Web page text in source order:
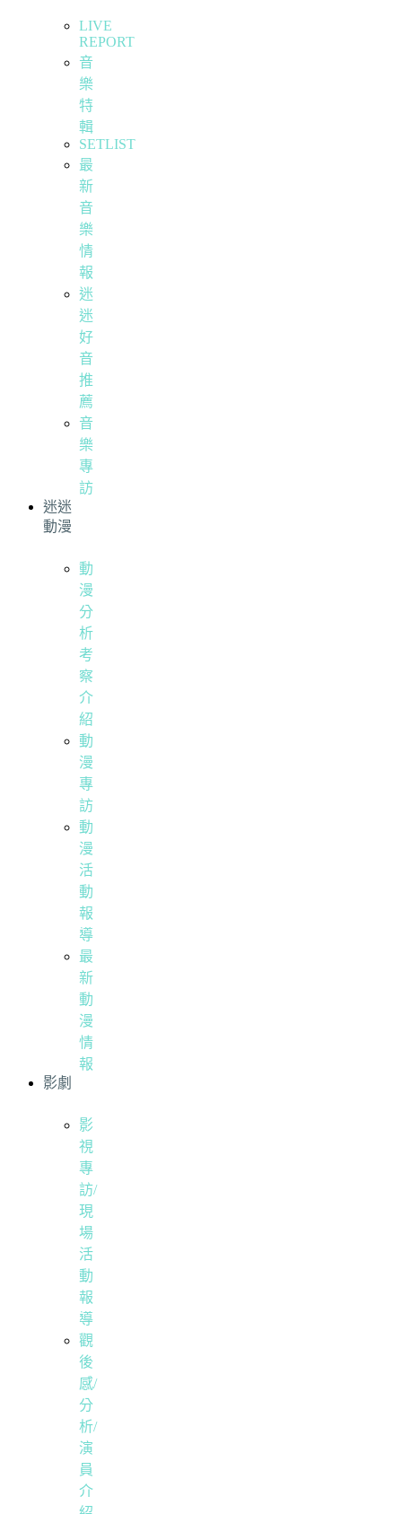
LIVE
REPORT
音
樂
特
輯
SETLIST
最
新
音
樂
情
報
迷
迷
好
音
推
薦
音
樂
專
訪
迷迷
動漫
動
漫
分
析
考
察
介
紹
動
漫
專
訪
動
漫
活
動
報
導
最
新
動
漫
情
報
影劇
影
視
專
訪/
現
場
活
動
報
導
觀
後
感/
分
析/
演
員
介